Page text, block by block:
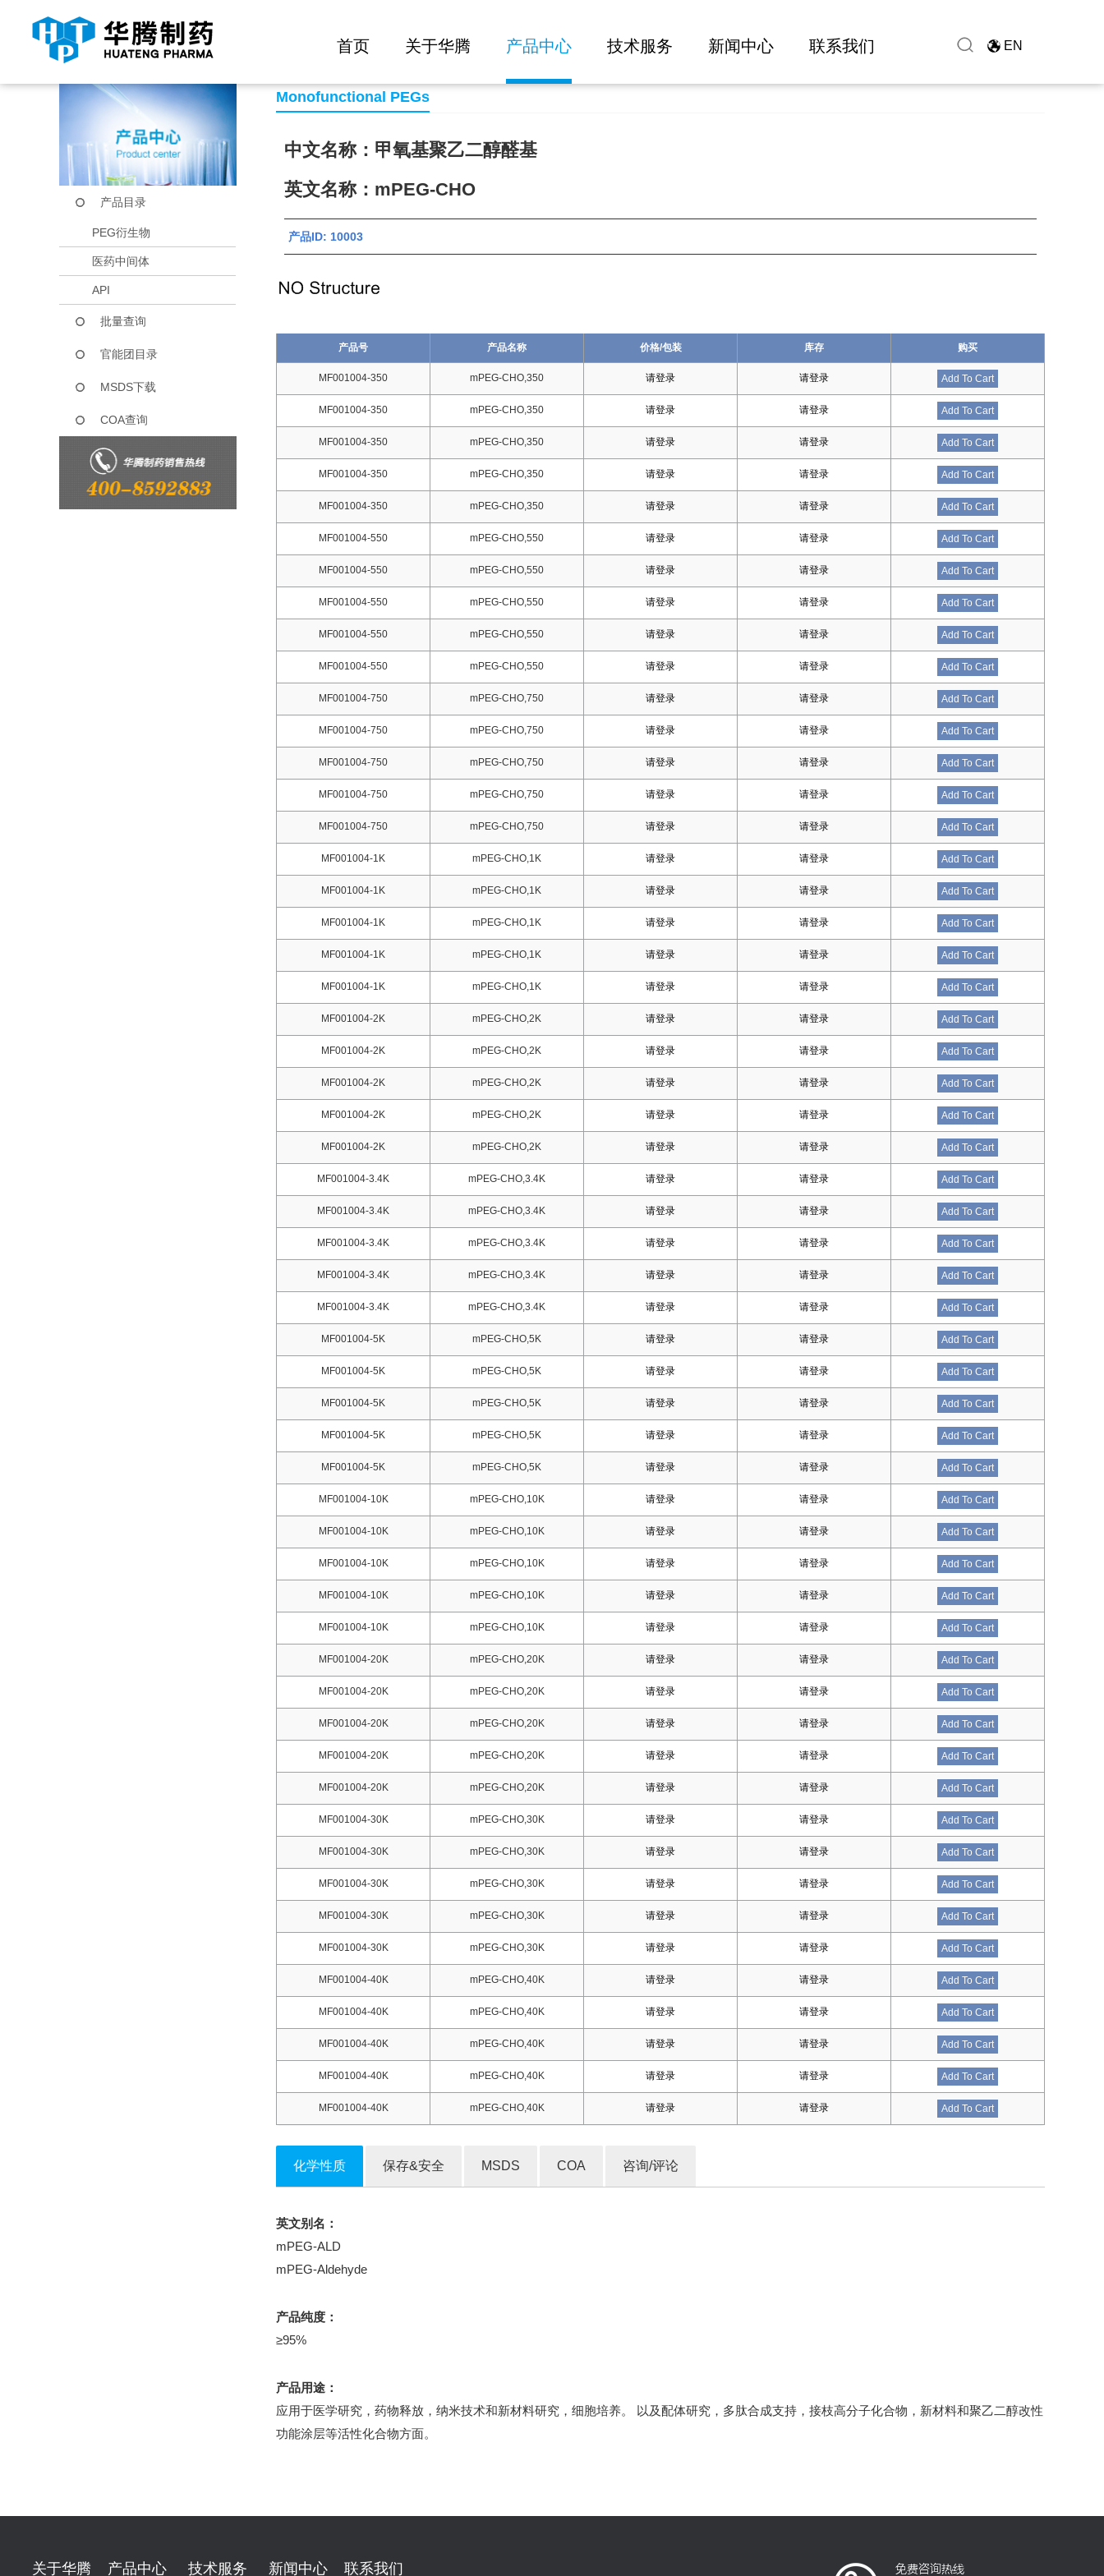
首页 关于华腾 产品中心 技术服务 新闻中心 联系我们 EN
当前位置： 首页 产品中心
产品目录
PEG衍生物
医药中间体
API
批量查询
官能团目录
MSDS下载
COA查询
Monofunctional PEGs
中文名称：甲氧基聚乙二醇醛基
英文名称：mPEG-CHO
产品ID: 10003
产品号 产品名称 价格/包装 库存 购买
MF001004-350 mPEG-CHO,350 请登录 请登录 Add To Cart
MF001004-350 mPEG-CHO,350 请登录 请登录 Add To Cart
MF001004-350 mPEG-CHO,350 请登录 请登录 Add To Cart
MF001004-350 mPEG-CHO,350 请登录 请登录 Add To Cart
MF001004-350 mPEG-CHO,350 请登录 请登录 Add To Cart
MF001004-550 mPEG-CHO,550 请登录 请登录 Add To Cart
MF001004-550 mPEG-CHO,550 请登录 请登录 Add To Cart
MF001004-550 mPEG-CHO,550 请登录 请登录 Add To Cart
MF001004-550 mPEG-CHO,550 请登录 请登录 Add To Cart
MF001004-550 mPEG-CHO,550 请登录 请登录 Add To Cart
MF001004-750 mPEG-CHO,750 请登录 请登录 Add To Cart
MF001004-750 mPEG-CHO,750 请登录 请登录 Add To Cart
MF001004-750 mPEG-CHO,750 请登录 请登录 Add To Cart
MF001004-750 mPEG-CHO,750 请登录 请登录 Add To Cart
MF001004-750 mPEG-CHO,750 请登录 请登录 Add To Cart
MF001004-1K mPEG-CHO,1K 请登录 请登录 Add To Cart
MF001004-1K mPEG-CHO,1K 请登录 请登录 Add To Cart
MF001004-1K mPEG-CHO,1K 请登录 请登录 Add To Cart
MF001004-1K mPEG-CHO,1K 请登录 请登录 Add To Cart
MF001004-1K mPEG-CHO,1K 请登录 请登录 Add To Cart
MF001004-2K mPEG-CHO,2K 请登录 请登录 Add To Cart
MF001004-2K mPEG-CHO,2K 请登录 请登录 Add To Cart
MF001004-2K mPEG-CHO,2K 请登录 请登录 Add To Cart
MF001004-2K mPEG-CHO,2K 请登录 请登录 Add To Cart
MF001004-2K mPEG-CHO,2K 请登录 请登录 Add To Cart
MF001004-3.4K mPEG-CHO,3.4K 请登录 请登录 Add To Cart
MF001004-3.4K mPEG-CHO,3.4K 请登录 请登录 Add To Cart
MF001004-3.4K mPEG-CHO,3.4K 请登录 请登录 Add To Cart
MF001004-3.4K mPEG-CHO,3.4K 请登录 请登录 Add To Cart
MF001004-3.4K mPEG-CHO,3.4K 请登录 请登录 Add To Cart
MF001004-5K mPEG-CHO,5K 请登录 请登录 Add To Cart
MF001004-5K mPEG-CHO,5K 请登录 请登录 Add To Cart
MF001004-5K mPEG-CHO,5K 请登录 请登录 Add To Cart
MF001004-5K mPEG-CHO,5K 请登录 请登录 Add To Cart
MF001004-5K mPEG-CHO,5K 请登录 请登录 Add To Cart
MF001004-10K mPEG-CHO,10K 请登录 请登录 Add To Cart
MF001004-10K mPEG-CHO,10K 请登录 请登录 Add To Cart
MF001004-10K mPEG-CHO,10K 请登录 请登录 Add To Cart
MF001004-10K mPEG-CHO,10K 请登录 请登录 Add To Cart
MF001004-10K mPEG-CHO,10K 请登录 请登录 Add To Cart
MF001004-20K mPEG-CHO,20K 请登录 请登录 Add To Cart
MF001004-20K mPEG-CHO,20K 请登录 请登录 Add To Cart
MF001004-20K mPEG-CHO,20K 请登录 请登录 Add To Cart
MF001004-20K mPEG-CHO,20K 请登录 请登录 Add To Cart
MF001004-20K mPEG-CHO,20K 请登录 请登录 Add To Cart
MF001004-30K mPEG-CHO,30K 请登录 请登录 Add To Cart
MF001004-30K mPEG-CHO,30K 请登录 请登录 Add To Cart
MF001004-30K mPEG-CHO,30K 请登录 请登录 Add To Cart
MF001004-30K mPEG-CHO,30K 请登录 请登录 Add To Cart
MF001004-30K mPEG-CHO,30K 请登录 请登录 Add To Cart
MF001004-40K mPEG-CHO,40K 请登录 请登录 Add To Cart
MF001004-40K mPEG-CHO,40K 请登录 请登录 Add To Cart
MF001004-40K mPEG-CHO,40K 请登录 请登录 Add To Cart
MF001004-40K mPEG-CHO,40K 请登录 请登录 Add To Cart
MF001004-40K mPEG-CHO,40K 请登录 请登录 Add To Cart
化学性质 保存&安全 MSDS COA 咨询/评论
英文别名：
mPEG-ALD
mPEG-Aldehyde
产品纯度：
≥95%
产品用途：
应用于医学研究，药物释放，纳米技术和新材料研究，细胞培养。 以及配体研究，多肽合成支持，接枝高分子化合物，新材料和聚乙二醇改性
功能涂层等活性化合物方面。
关于华腾 产品中心 技术服务 新闻中心 联系我们